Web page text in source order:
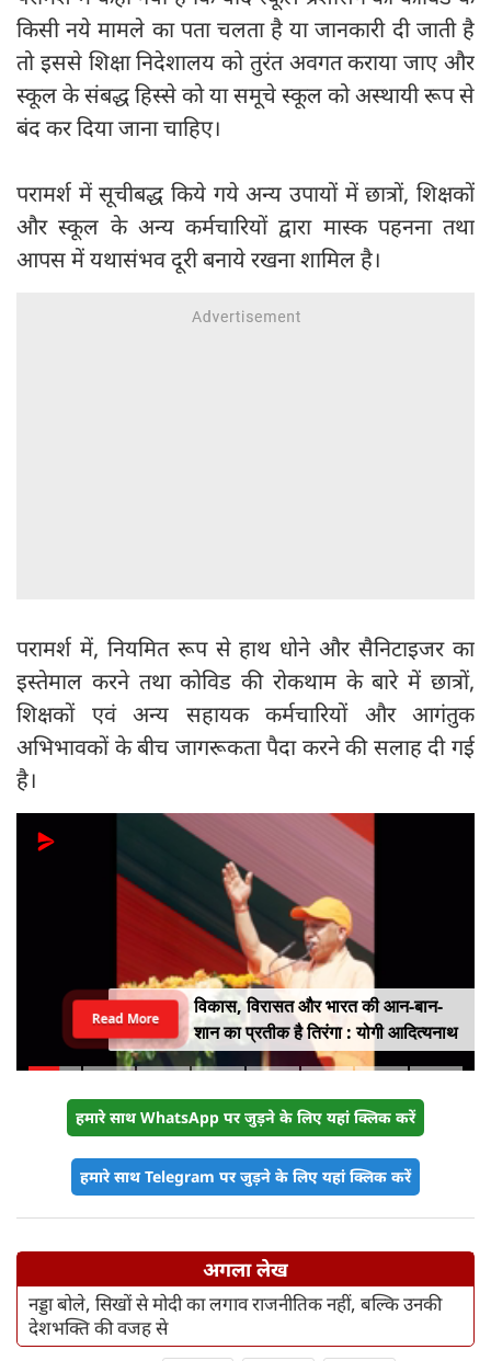
किसी नये मामले का पता चलता है या जानकारी दी जाती है
तो इससे शिक्षा निदेशालय को तुरंत अवगत कराया जाए और
स्कूल के संबद्ध हिस्से को या समूचे स्कूल को अस्थायी रूप से
बंद कर दिया जाना चाहिए।
परामर्श में सूचीबद्ध किये गये अन्य उपायों में छात्रों, शिक्षकों
और स्कूल के अन्य कर्मचारियों द्वारा मास्क पहनना तथा
आपस में यथासंभव दूरी बनाये रखना शामिल है।
परामर्श में, नियमित रूप से हाथ धोने और सैनिटाइजर का
इस्तेमाल करने तथा कोविड की रोकथाम के बारे में छात्रों,
शिक्षकों एवं अन्य सहायक कर्मचारियों और आगंतुक
अभिभावकों के बीच जागरूकता पैदा करने की सलाह दी गई
है।
विकास, विरासत और भारत की आन-बान-
शान का प्रतीक है तिरंगा : योगी आदित्यनाथ
Read More
हमारे साथ WhatsApp पर जुड़ने के लिए यहां क्लिक करें
हमारे साथ Telegram पर जुड़ने के लिए यहां क्लिक करें
अगला लेख
नड्डा बोले, सिखों से मोदी का लगाव राजनीतिक नहीं, बल्कि उनकी
देशभक्ति की वजह से